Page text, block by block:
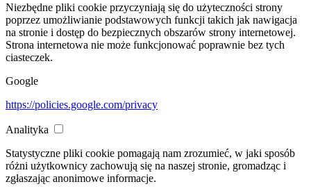
Niezbędne pliki cookie przyczyniają się do użyteczności strony
poprzez umożliwianie podstawowych funkcji takich jak nawigacja
na stronie i dostęp do bezpiecznych obszarów strony internetowej.
Strona internetowa nie może funkcjonować poprawnie bez tych
ciasteczek.
Google
https://policies.google.com/privacy
Analityka
Statystyczne pliki cookie pomagają nam zrozumieć, w jaki sposób
różni użytkownicy zachowują się na naszej stronie, gromadząc i
zgłaszając anonimowe informacje.